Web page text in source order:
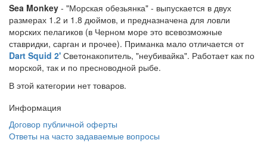
Sea Monkey - "Морская обезьянка" - выпускается в двух
размерах 1.2 и 1.8 дюймов, и предназначена для ловли
морских пелагиков (в Черном море это всевозможные
ставридки, сарган и прочее). Приманка мало отличается от
Dart Squid 2' Светонакопитель, "неубивайка". Работает как по
морской, так и по пресноводной рыбе.
В этой категории нет товаров.
Информация
Договор публичной оферты
Ответы на часто задаваемые вопросы